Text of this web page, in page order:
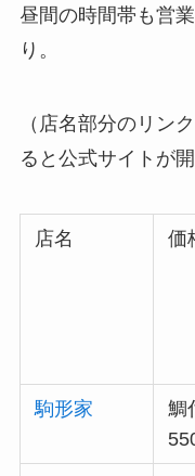
昼間の時間帯も営
り。
（店名部分のリン
ると公式サイトが開
店名 価
駒形家
鯛